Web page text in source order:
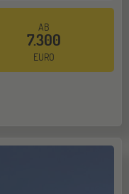
AB
7.300
EURO